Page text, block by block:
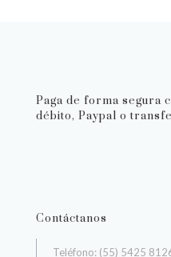
Paga de forma segura
débito, Paypal o
Contáctanos
Teléfono: (55) 5425